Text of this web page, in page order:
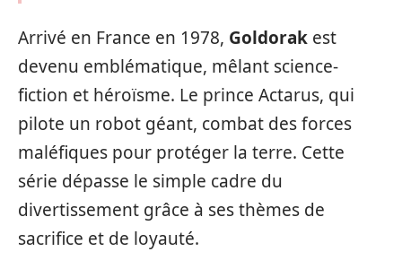
Arrivé en France en 1978, Goldorak est
devenu emblématique, mêlant science-
fiction et héroïsme. Le prince Actarus, qui
pilote un robot géant, combat des forces
maléfiques pour protéger la terre. Cette
série dépasse le simple cadre du
divertissement grâce à ses thèmes de
sacrifice et de loyauté.